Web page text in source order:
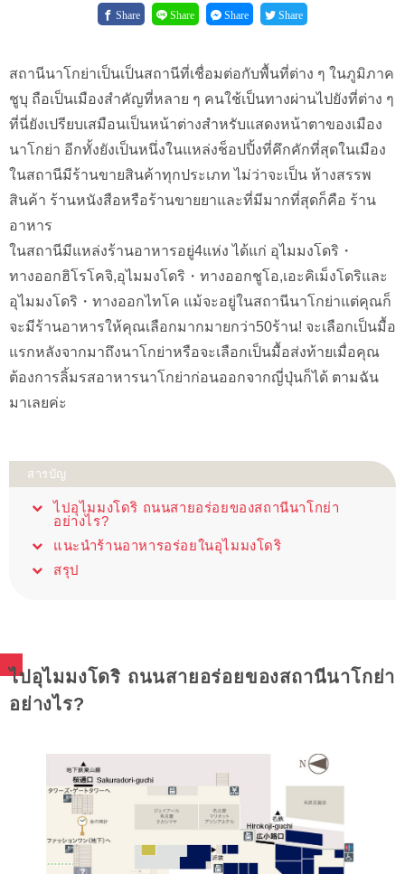
Share Share Share Share
สถานีนาโกย่าเป็นเป็นสถานีที่เชื่อมต่อกับพื้นที่ต่าง ๆ ในภูมิภาค
ชูบุ ถือเป็นเมืองสำคัญที่หลาย ๆ คนใช้เป็นทางผ่านไปยังที่ต่าง ๆ
ที่นี่ยังเปรียบเสมือนเป็นหน้าต่างสำหรับแสดงหน้าตาของเมือง
นาโกย่า อีกทั้งยังเป็นหนึ่งในแหล่งช็อปปิ้งที่คึกคักที่สุดในเมือง
ในสถานีมีร้านขายสินค้าทุกประเภท ไม่ว่าจะเป็น ห้างสรรพ
สินค้า ร้านหนังสือหรือร้านขายยาและที่มีมากที่สุดก็คือ ร้าน
อาหาร
ในสถานีมีแหล่งร้านอาหารอยู่4แห่ง ได้แก่ อุไมมงโดริ・
ทางออกฮิโรโคจิ,อุไมมงโดริ・ทางออกชูโอ,เอะคิเม็งโดริและ
อุไมมงโดริ・ทางออกไทโค แม้จะอยู่ในสถานีนาโกย่าแต่คุณก็
จะมีร้านอาหารให้คุณเลือกมากมายกว่า50ร้าน! จะเลือกเป็นมื้อ
แรกหลังจากมาถึงนาโกย่าหรือจะเลือกเป็นมื้อส่งท้ายเมื่อคุณ
ต้องการลิ้มรสอาหารนาโกย่าก่อนออกจากญี่ปุ่นก็ได้ ตามฉัน
มาเลยค่ะ
สารบัญ
ไปอุไมมงโดริ ถนนสายอร่อยของสถานีนาโกย่า
อย่างไร?
แนะนำร้านอาหารอร่อยในอุไมมงโดริ
สรุป
ไปอุไมมงโดริ ถนนสายอร่อยของสถานีนาโกย่า
อย่างไร?